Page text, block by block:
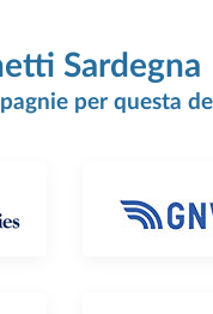
Sardegna
per questa